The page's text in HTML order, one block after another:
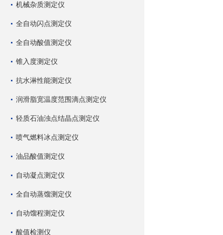
机械杂质测定仪
全自动闪点测定仪
全自动酸值测定仪
锥入度测定仪
抗水淋性能测定仪
润滑脂宽温度范围滴点测定仪
轻质石油浊点结晶点测定仪
喷气燃料冰点测定仪
油品酸值测定仪
自动凝点测定仪
全自动蒸馏测定仪
自动馏程测定仪
酸值检测仪